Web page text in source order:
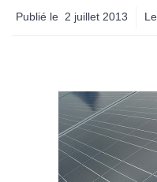
Publié le 2 juillet 2013